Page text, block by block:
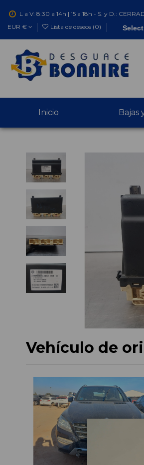
L a V: 8:30 a 14h | 15 a 18h - S. y D.:
EUR €
Lista de deseos (0)
Inicio Bajas
Vehículo de